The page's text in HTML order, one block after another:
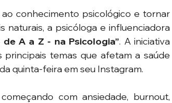
conhecimento psicológico e tornar
naturais, a psicóloga e influenciadora
de A a Z - na Psicologia”. A iniciativa
temas que afetam a saúde
quinta-feira em seu Instagram.
com ansiedade, burnout,